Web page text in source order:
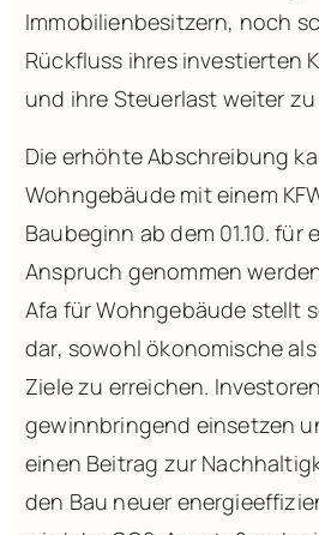
Immobilienbesitzern, noch
Rückfluss ihres investierten
und ihre Steuerlast weiter zu
Die erhöhte Abschreibung
Wohngebäude mit einem
Baubeginn ab dem 01.10. für
Anspruch genommen
Afa für Wohngebäude stellt
dar, sowohl ökonomische
Ziele zu erreichen.
gewinnbringend einsetzen
einen Beitrag zur
den Bau neuer